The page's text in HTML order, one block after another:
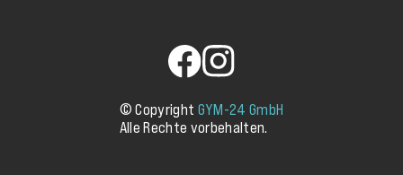
© Copyright GYM-24 GmbH
Alle Rechte vorbehalten.